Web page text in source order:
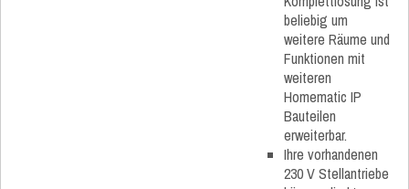
beliebig um
weitere Räume und
Funktionen mit
weiteren
Homematic IP
Bauteilen
erweiterbar.
Ihre vorhandenen
230 V Stellantriebe